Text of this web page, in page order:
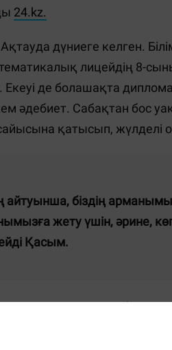
24.kz.
дүниеге келген.
лицейдің 8-
Екеуі де болашақта
әдебиет. Сабақтан бос
сайысына қатысып, жүлделі
біздің арманымыз
жету үшін, әрине,
Қасым.
сияқты саясаткер болсын